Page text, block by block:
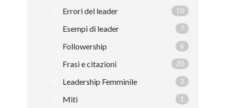
Errori del leader 10
Esempi di leader 7
Followership 6
Frasi e citazioni 20
Leadership Femminile 2
Miti 1